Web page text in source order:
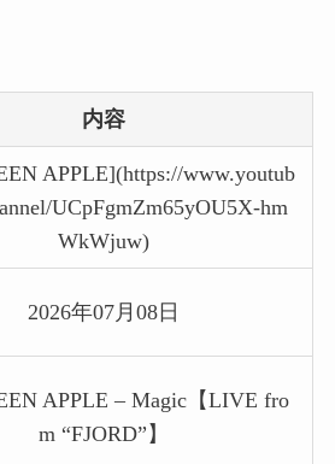
内容
APPLE](https://www.youtub
UCpFgmZm65yOU5X-hm
WkWjuw)
2026年07月08日
APPLE – Magic【LIVE fro
m “FJORD”】